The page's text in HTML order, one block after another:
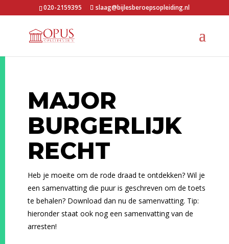
020-2159395 slaag@bijlesberoepsopleiding.nl
MAJOR
BURGERLIJK
RECHT
Heb je moeite om de rode draad te ontdekken? Wil je
een samenvatting die puur is geschreven om de toets
te behalen? Download dan nu de samenvatting. Tip:
hieronder staat ook nog een samenvatting van de
arresten!